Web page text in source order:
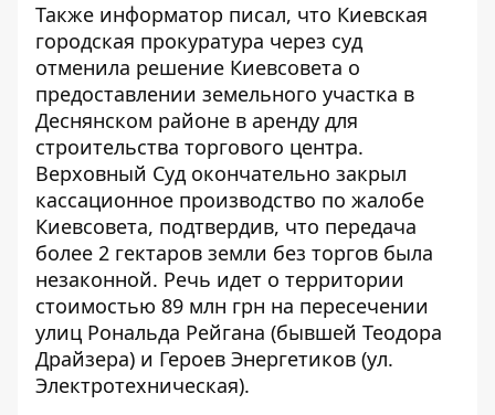
Также информатор писал, что Киевская
городская прокуратура через суд
отменила решение Киевсовета о
предоставлении земельного участка в
Деснянском районе в аренду для
строительства торгового центра.
Верховный Суд окончательно закрыл
кассационное производство по жалобе
Киевсовета, подтвердив, что передача
более 2 гектаров земли без торгов была
незаконной. Речь идет о территории
стоимостью 89 млн грн на пересечении
улиц Рональда Рейгана (бывшей Теодора
Драйзера) и Героев Энергетиков (ул.
Электротехническая).